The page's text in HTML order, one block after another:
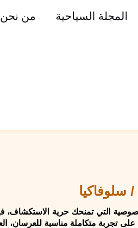
من نحن المجلة السياحية
/ سلوفاكيا